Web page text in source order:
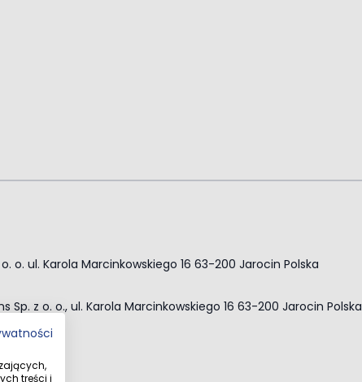
o. ul. Karola Marcinkowskiego 16 63-200 Jarocin Polska
Sp. z o. o., ul. Karola Marcinkowskiego 16 63-200 Jarocin Polska
treści i